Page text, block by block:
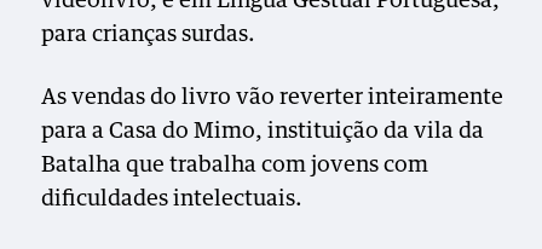
para crianças surdas.
As vendas do livro vão reverter inteiramente
para a Casa do Mimo, instituição da vila da
Batalha que trabalha com jovens com
dificuldades intelectuais.